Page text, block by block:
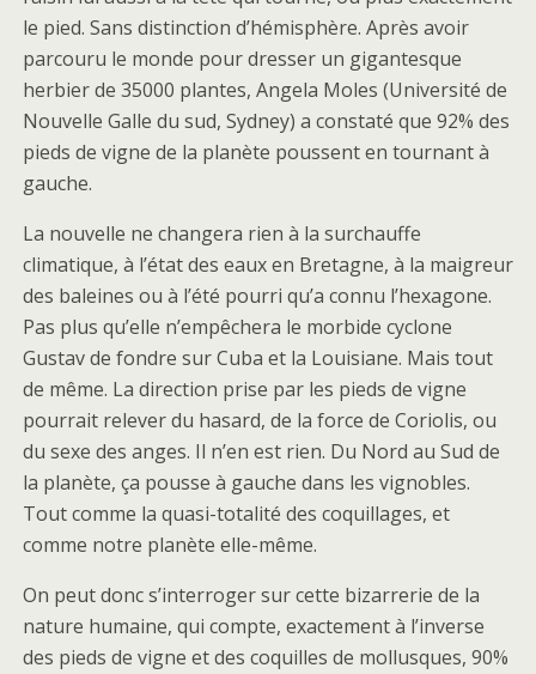
le pied. Sans distinction d’hémisphère. Après avoir
parcouru le monde pour dresser un gigantesque
herbier de 35000 plantes, Angela Moles (Université de
Nouvelle Galle du sud, Sydney) a constaté que 92% des
pieds de vigne de la planète poussent en tournant à
gauche.
La nouvelle ne changera rien à la surchauffe
climatique, à l’état des eaux en Bretagne, à la maigreur
des baleines ou à l’été pourri qu’a connu l’hexagone.
Pas plus qu’elle n’empêchera le morbide cyclone
Gustav de fondre sur Cuba et la Louisiane. Mais tout
de même. La direction prise par les pieds de vigne
pourrait relever du hasard, de la force de Coriolis, ou
du sexe des anges. Il n’en est rien. Du Nord au Sud de
la planète, ça pousse à gauche dans les vignobles.
Tout comme la quasi-totalité des coquillages, et
comme notre planète elle-même.
On peut donc s’interroger sur cette bizarrerie de la
nature humaine, qui compte, exactement à l’inverse
des pieds de vigne et des coquilles de mollusques, 90%